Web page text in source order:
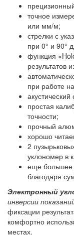
точное
или мм/м;
стрелки с
при 0° и 90°
функция
результатов
при работе
простая
точности;
прочный
хорошо
2
уклономер в
еще большее
благодаря
Электронный
инверсии
фиксации
комфортно
местах.